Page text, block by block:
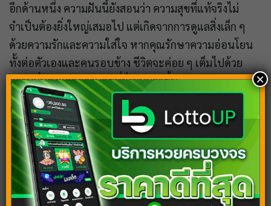
อีกด้านหนึ่ง ความฝันนี้ยังสอนว่า ความสุขที่แท้จริงไม่
จำเป็นต้องยิ่งใหญ่เสมอไป แต่เกิดจากการดูแลสิ่งเล็ก ๆ
ด้วยความรักและความใส่ใจ หากคุณรักษาความอ่อนโยน
ทั้งต่อตัวเองและคนรอบข้าง ชีวิตจะค่อย ๆ เต็มไปด้วย
ความมั่นคงและความสุขที่ยั่งยืนมากขึ้น
บทความแนะนำ
ฝันว่าได้ทองคำ ฝันเรียกทรัพย์ พร้อมแนวทาง
เสี่ยงโชค
ฝันเห็นนักบวช ทำนายฝัน ตีเลขเด็ด เช็กดวงชะตา
ฝันเห็นตุ๊กแก สัตว์นำโชค ของคนโบราณ พร้อม
×